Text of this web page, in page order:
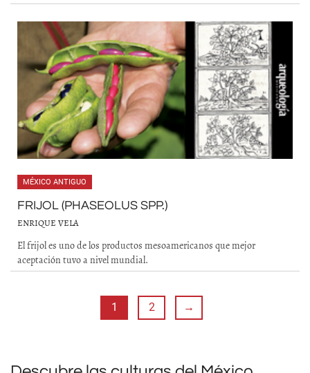
MÉXICO ANTIGUO
FRIJOL (PHASEOLUS SPP.)
ENRIQUE VELA
El frijol es uno de los productos mesoamericanos que mejor
aceptación tuvo a nivel mundial.
1 2 →